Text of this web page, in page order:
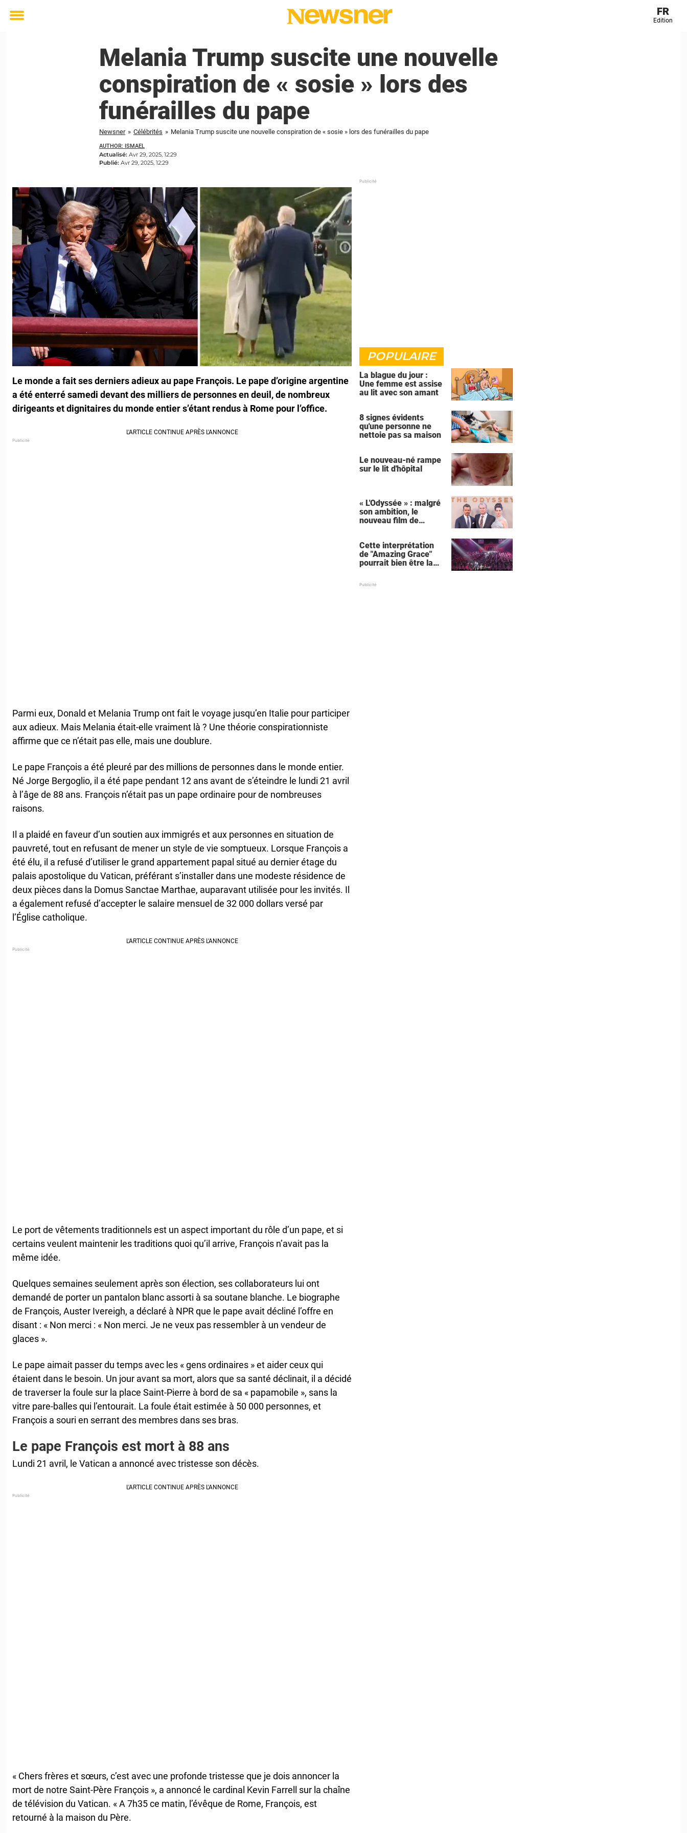
Toggle
FR
Edition
Melania Trump suscite une nouvelle
conspiration de « sosie » lors des
funérailles du pape
Newsner » Célébrités » Melania Trump suscite une nouvelle conspiration de « sosie » lors des funérailles du pape
AUTHOR: ISMAEL
Actualisé: Avr 29, 2025, 12:29
Publié: Avr 29, 2025, 12:29
Le monde a fait ses derniers adieux au pape François. Le pape d’origine argentine
a été enterré samedi devant des milliers de personnes en deuil, de nombreux
dirigeants et dignitaires du monde entier s’étant rendus à Rome pour l’office.
Parmi eux, Donald et Melania Trump ont fait le voyage jusqu’en Italie pour participer
aux adieux. Mais Melania était-elle vraiment là ? Une théorie conspirationniste
affirme que ce n’était pas elle, mais une doublure.
Le pape François a été pleuré par des millions de personnes dans le monde entier.
Né Jorge Bergoglio, il a été pape pendant 12 ans avant de s’éteindre le lundi 21 avril
à l’âge de 88 ans. François n’était pas un pape ordinaire pour de nombreuses
raisons.
Il a plaidé en faveur d’un soutien aux immigrés et aux personnes en situation de
pauvreté, tout en refusant de mener un style de vie somptueux. Lorsque François a
été élu, il a refusé d’utiliser le grand appartement papal situé au dernier étage du
palais apostolique du Vatican, préférant s’installer dans une modeste résidence de
deux pièces dans la Domus Sanctae Marthae, auparavant utilisée pour les invités. Il
a également refusé d’accepter le salaire mensuel de 32 000 dollars versé par
l’Église catholique.
Le port de vêtements traditionnels est un aspect important du rôle d’un pape, et si
certains veulent maintenir les traditions quoi qu’il arrive, François n’avait pas la
même idée.
Quelques semaines seulement après son élection, ses collaborateurs lui ont
demandé de porter un pantalon blanc assorti à sa soutane blanche. Le biographe
de François, Auster Ivereigh, a déclaré à NPR que le pape avait décliné l’offre en
disant : « Non merci : « Non merci. Je ne veux pas ressembler à un vendeur de
glaces ».
Le pape aimait passer du temps avec les « gens ordinaires » et aider ceux qui
étaient dans le besoin. Un jour avant sa mort, alors que sa santé déclinait, il a décidé
de traverser la foule sur la place Saint-Pierre à bord de sa « papamobile », sans la
vitre pare-balles qui l’entourait. La foule était estimée à 50 000 personnes, et
François a souri en serrant des membres dans ses bras.
Le pape François est mort à 88 ans
Lundi 21 avril, le Vatican a annoncé avec tristesse son décès.
« Chers frères et sœurs, c’est avec une profonde tristesse que je dois annoncer la
mort de notre Saint-Père François », a annoncé le cardinal Kevin Farrell sur la chaîne
de télévision du Vatican. « A 7h35 ce matin, l’évêque de Rome, François, est
retourné à la maison du Père.
POPULAIRE
La blague du jour :
Une femme est assise
au lit avec son amant
8 signes évidents
qu'une personne ne
nettoie pas sa maison
Le nouveau-né rampe
sur le lit d'hôpital
« L'Odyssée » : malgré
son ambition, le
nouveau film de
récurrente
Cette interprétation
de "Amazing Grace"
pourrait bien être la